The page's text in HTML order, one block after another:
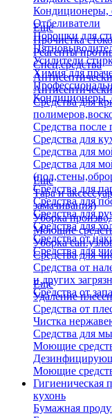
Кондиционеры,
Отбеливатели
Порошки для
Усилители
Химия для
Кондиционеры,
Еще
Прочистка
Реагенты
Спец.средства
Средства для
Средства после
Средства для
Средства для
Средства для
Средства для
Средства для
Средства для
Средства для
Средства от
Средства для
Еще
Тара и
замачивания)
Уборка
Моющие
Уборка
Средства для
Средства от
и других
Средства от
Еще
Удаление
Средства от
Чистка
Средства для
Моющие
Моющие
Гигиеническая
кухонь
Бумажная